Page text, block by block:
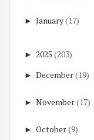
► January(17)
► 2025 (203)
► December(19)
► November(17)
► October(9)